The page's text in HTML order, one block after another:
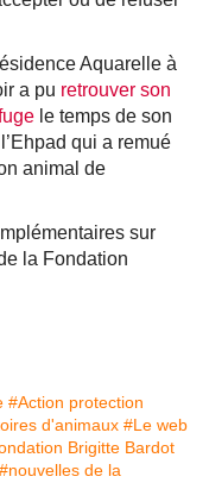
Aquarelle à
a pu retrouver son
le temps de son
qui a remué
animal de
sur
la Fondation
#Action protection
d'animaux #Le web
Brigitte Bardot
#nouvelles de la